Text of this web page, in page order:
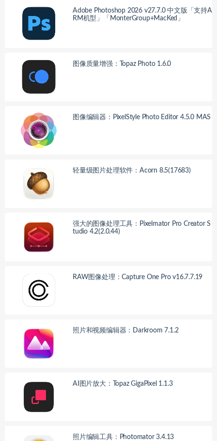
Adobe Photoshop 2026 v27.7.0 中文版「支持A
RM机型」「MonterGroup+MacKed」
图像质量增强：Topaz Photo 1.6.0
图像编辑器：PixelStyle Photo Editor 4.5.0 MAS
轻量级图片处理软件：Acorn 8.5(17683)
强大的图像处理工具：Pixelmator Pro Creator S
tudio 4.2(2.0.44)
RAW图像处理：Capture One Pro v16.7.7.19
照片和视频编辑器：Darkroom 7.1.2
AI图片放大：Topaz GigaPixel 1.1.3
照片编辑工具：Photomator 3.4.13